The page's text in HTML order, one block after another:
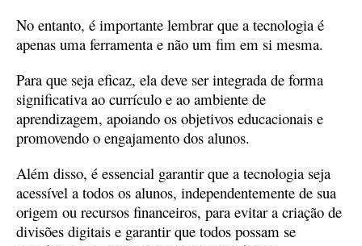
No entanto, é importante lembrar que a tecnologia é
apenas uma ferramenta e não um fim em si mesma.
Para que seja eficaz, ela deve ser integrada de forma
significativa ao currículo e ao ambiente de
aprendizagem, apoiando os objetivos educacionais e
promovendo o engajamento dos alunos.
Além disso, é essencial garantir que a tecnologia seja
acessível a todos os alunos, independentemente de sua
origem ou recursos financeiros, para evitar a criação de
divisões digitais e garantir que todos possam se